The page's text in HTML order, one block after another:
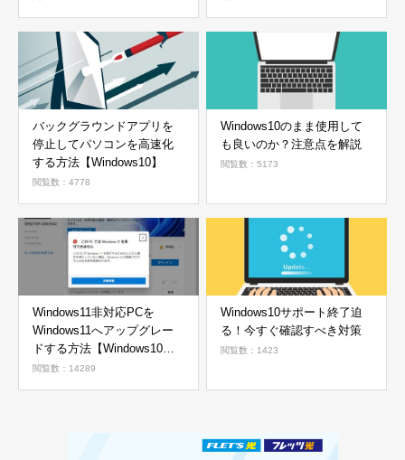
バックグラウンドアプリを
停止してパソコンを高速化
する方法【Windows10】
閲覧数：4778
Windows10のまま使用して
も良いのか？注意点を解説
閲覧数：5173
Windows11非対応PCを
Windows11へアップグレー
ドする方法【Windows10か
ら11へ】
閲覧数：14289
Windows10サポート終了迫
る！今すぐ確認すべき対策
閲覧数：1423